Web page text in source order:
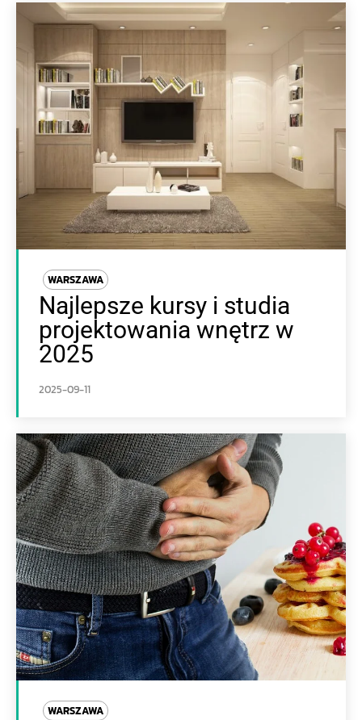
WARSZAWA
Najlepsze kursy i studia
projektowania wnętrz w
2025
2025-09-11
WARSZAWA